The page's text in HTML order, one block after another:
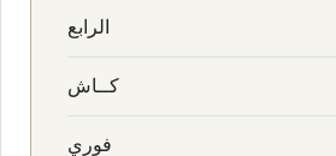
الرابع
كــاش
فوري